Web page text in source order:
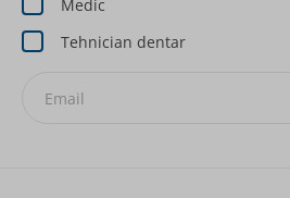
Medic
Tehnician dentar
Inscrieți-vă la Newsletterurile